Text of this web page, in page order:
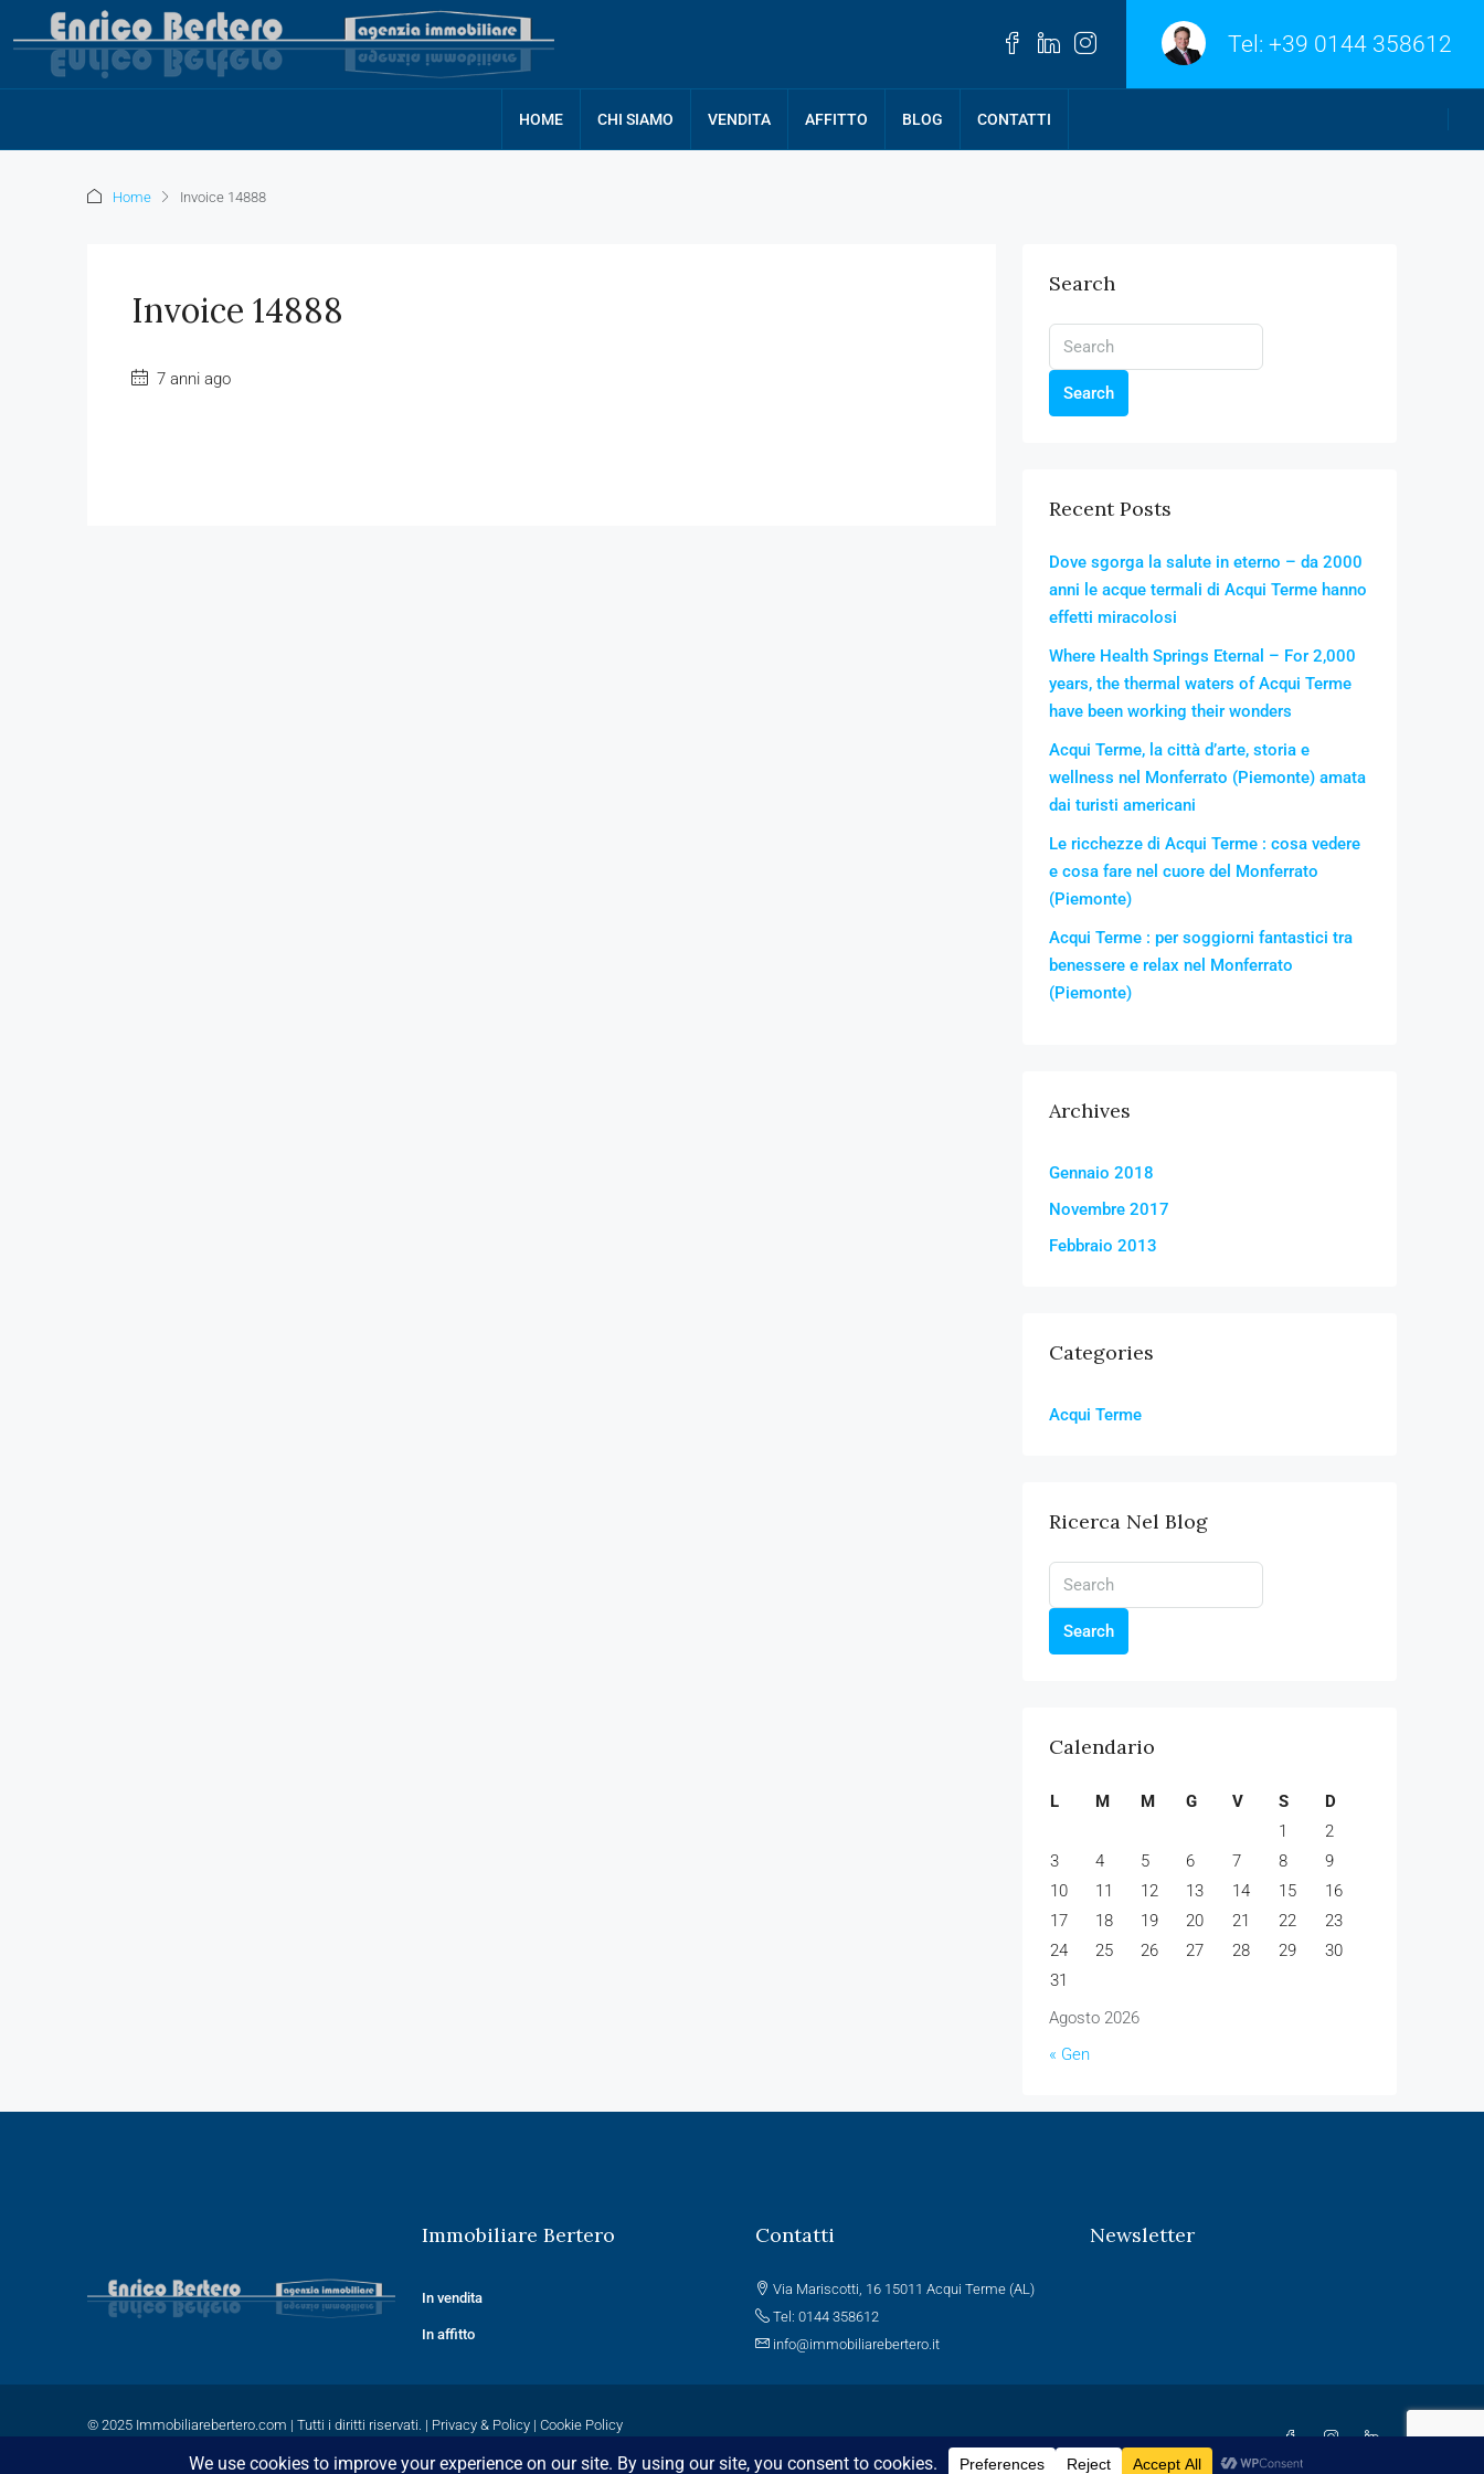
Tel: +39 0144 358612
HOME CHI SIAMO VENDITA AFFITTO BLOG CONTATTI
Home Invoice 14888
Invoice 14888
7 anni ago
Search
Search
Recent Posts
Dove sgorga la salute in eterno – da 2000
anni le acque termali di Acqui Terme hanno
effetti miracolosi
Where Health Springs Eternal – For 2,000
years, the thermal waters of Acqui Terme
have been working their wonders
Acqui Terme, la città d’arte, storia e
wellness nel Monferrato (Piemonte) amata
dai turisti americani
Le ricchezze di Acqui Terme : cosa vedere
e cosa fare nel cuore del Monferrato
(Piemonte)
Acqui Terme : per soggiorni fantastici tra
benessere e relax nel Monferrato
(Piemonte)
Archives
Gennaio 2018
Novembre 2017
Febbraio 2013
Categories
Acqui Terme
Ricerca Nel Blog
Search
Calendario
Agosto 2026
L M M G V S
D
1
2
3
4 5 6 7 8
9
10
11 12 13 14 15
16
17
18 19 20 21 22
23
24
25 26 27 28 29
30
31
« Gen
Immobiliare Bertero
In vendita
In affitto
Contatti
Via Mariscotti, 16 15011 Acqui Terme (AL)
Tel: 0144 358612
info@immobiliarebertero.it
Newsletter
© 2025 Immobiliarebertero.com | Tutti i diritti riservati. | Privacy & Policy | Cookie Policy